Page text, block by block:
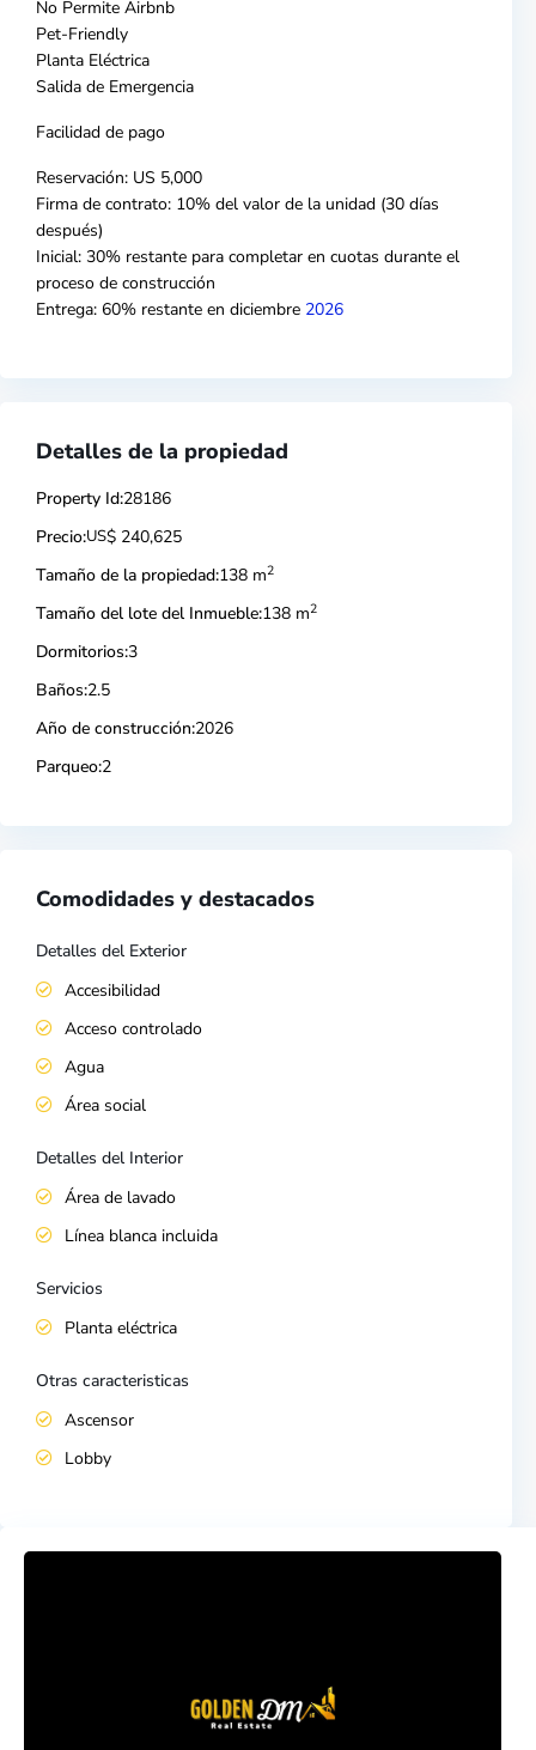
No Permite Airbnb
Pet-Friendly
Planta Eléctrica
Salida de Emergencia
Facilidad de pago
Reservación: US 5,000
Firma de contrato: 10% del valor de la unidad (30 días
después)
Inicial: 30% restante para completar en cuotas durante el
proceso de construcción
Entrega: 60% restante en diciembre 2026
Detalles de la propiedad
Property Id:28186
Precio:US$ 240,625
Tamaño de la propiedad:138 m2
Tamaño del lote del Inmueble:138 m2
Dormitorios:3
Baños:2.5
Año de construcción:2026
Parqueo:2
Comodidades y destacados
Detalles del Exterior
Accesibilidad
Acceso controlado
Agua
Área social
Detalles del Interior
Área de lavado
Línea blanca incluida
Servicios
Planta eléctrica
Otras caracteristicas
Ascensor
Lobby